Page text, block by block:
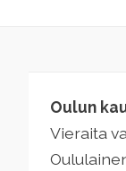
Oulun
Vieraita